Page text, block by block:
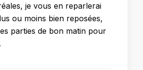
je vous en reparlerai
ou moins bien reposées,
parties de bon matin pour